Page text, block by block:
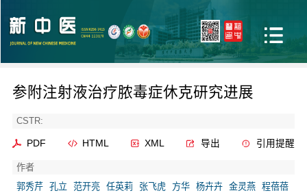
参附注射液治疗脓毒症休克研究进展
CSTR:
PDF HTML XML 导出 引用提醒
作者
郭秀芹
孔立 范开亮 任英莉 张飞虎 方华 杨卉卉 金灵燕
程蓓蓓